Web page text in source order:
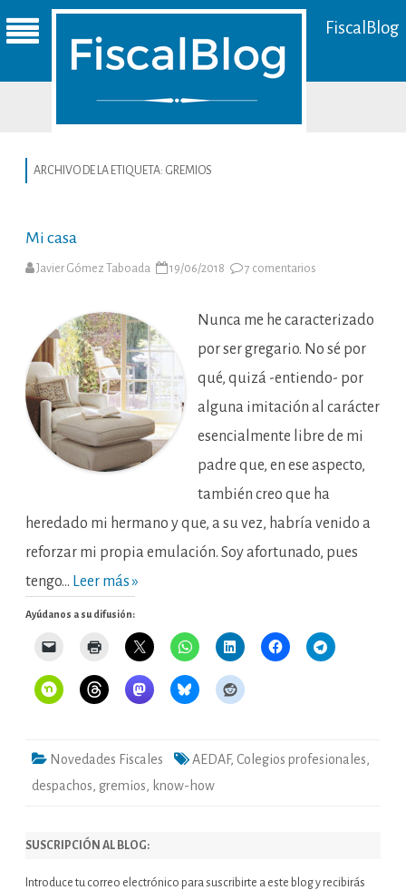
FiscalBlog
ARCHIVO DE LA ETIQUETA: GREMIOS
Mi casa
Javier Gómez Taboada 19/06/2018 7 comentarios
Nunca me he caracterizado
por ser gregario. No sé por
qué, quizá -entiendo- por
alguna imitación al carácter
esencialmente libre de mi
padre que, en ese aspecto,
también creo que ha
heredado mi hermano y que, a su vez, habría venido a
reforzar mi propia emulación. Soy afortunado, pues
tengo… Leer más »
Ayúdanos a su difusión:
Novedades Fiscales AEDAF, Colegios profesionales,
despachos, gremios, know-how
SUSCRIPCIÓN AL BLOG:
Introduce tu correo electrónico para suscribirte a este blog y recibirás